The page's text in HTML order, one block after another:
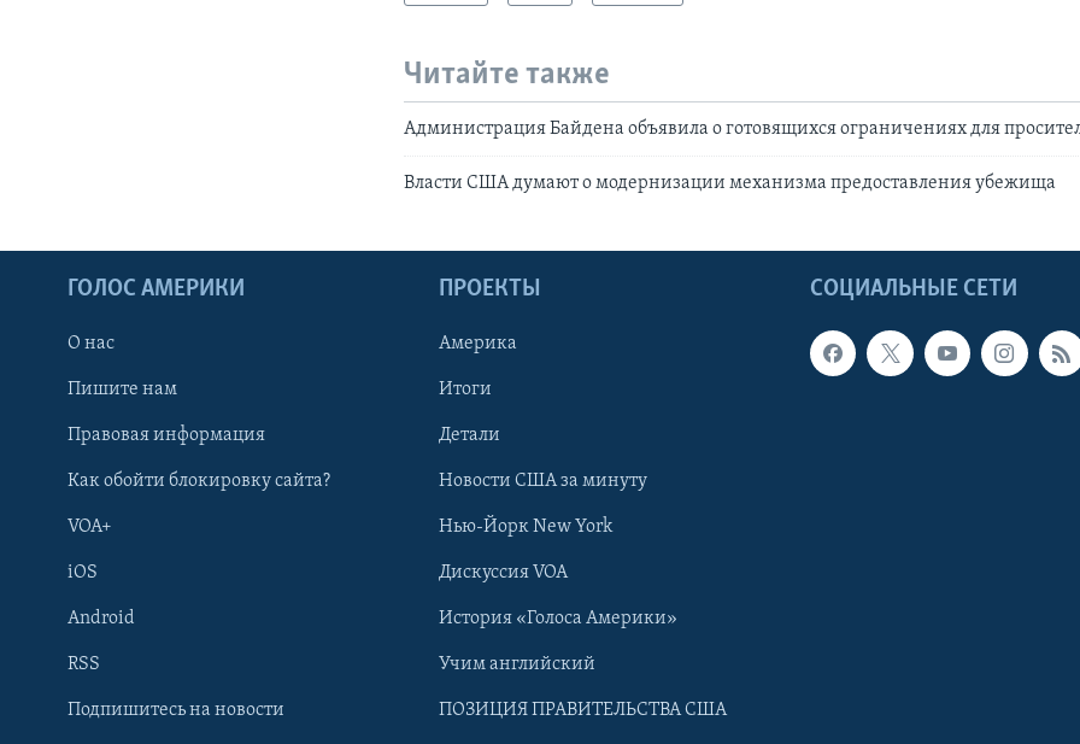
Learning English
Читайте также
Администрация Байдена объявила о готовящихся ограничениях для
Власти США думают о модернизации механизма предоставления убежища
СОЦИАЛЬНЫЕ СЕТИ
ГОЛОС АМЕРИКИ
О нас
Пишите нам
Правовая информация
Как обойти блокировку сайта?
VOA+
iOS
Android
RSS
Подпишитесь на новости
ПРОЕКТЫ
Америка
Итоги
Детали
Новости США за минуту
Нью-Йорк New York
Дискуссия VOA
История «Голоса Америки»
Учим английский
ПОЗИЦИЯ ПРАВИТЕЛЬСТВА США